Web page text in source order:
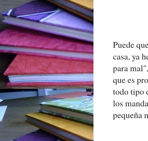
Puede
casa, ya
para
que es
todo tipo
los
pequeña